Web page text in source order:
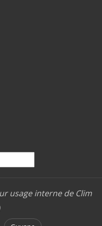
usage interne de Clim